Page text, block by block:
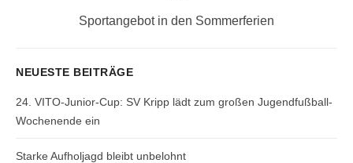
Next
Sportangebot in den Sommerferien
NEUESTE BEITRÄGE
24. VITO-Junior-Cup: SV Kripp lädt zum großen Jugendfußball-
Wochenende ein
Starke Aufholjagd bleibt unbelohnt